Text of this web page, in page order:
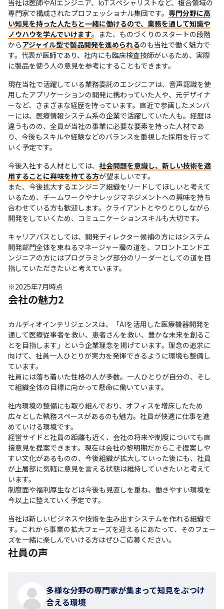
当社は医師やAIエンジニア、IoTスペシャリストなど、複合領域の
専門家で構成されたプロフェッショナル集団です。 専門分野に高
い知見を持った人たちと一緒に働けるので、業務を通して知識や
ノウハウを学んでいけます。また、ものづくりのスタートの段階
からアジャイル型で製品開発を進められるのも当社で働く魅力で
す。代表が医師であり、社内にも臨床検査技師がいるため、実際
に製品を使う人の意見を参考にすることもできます。
現在当社で活躍している業務委託のエンジニアは、音声認識を使
用したアプリケーションの開発に携わっていた人や、元デザイナ
ーなど、さまざまな経歴を持っています。直近で参画したメンバ
ーには、医療情報システム系の企業で活躍していた人も。経歴は
違うものの、全員が当社の事業に必要な要素を持った人材であ
り、今後もスキルや経験などのバランスを重視した採用を行って
いく予定です。
今後入社する人材としては、 社会問題を意識し、新しい技術を適
用することに興味を持てる方が望ましいです。
また、今後拡大するエンジニア組織をリードしてほしいと考えて
いるため、チームワークやナレッジマネジメントへの興味を持ち
合わせている方も歓迎します。クライアントとやりとりしながら
開発をしていくため、コミュニケーションスキルも大切です。
キャリアパスとしては、開発ディレクター候補の方にはシステム
開発部門全体を束ねるマネージャー職の道を、フロントエンドエ
ンジニアの方にはプログラミング部分のリーダーとしての道を目
指していただきたいと考えています。
※2025年7月時点
会社の魅力2
カルディオインテリジェンスは、「AIを活用した医療機器開発を
通して医療従事者を救い、患者さんを救い、豊かな未来を創るこ
とを目指します」という企業理念を掲げています。理念の追求に
向けて、社員一人ひとりが実力を発揮できるように環境も整備し
ています。
社員には落ち着いた性格の人が多数。一人ひとりが自分の、そし
て組織全体の目標に向かって懸命に働いています。
社内環境の整備にも取り組んでおり、オフィスを増床したため
広々とした執務スペースがあるのも魅力。社員が快適に仕事を進
めていける環境です。
経営サイドと社員の距離も近く、会社の将来や制度についても直
接意見を提案できます。現在は会社の黎明期だからこそ提案しや
すい文化があるものの、今後組織が拡大していった後にも、社員
が上層部に気軽に意見を言える状態は維持していきたいと考えて
います。
制度面や福利厚生などは今後も見直しを重ね、働きやすい環境を
今以上に整えていく予定です。
当社は新しいビジネスや技術を生み出すシステムを作れる組織で
す。これから事業の拡大フェーズを迎えるにあたって、そのフェー
ズを一緒に楽しんでいける方はぜひご応募ください。
社員の声
多様な分野の専門家が集まって知見をぶつけ
合える環境